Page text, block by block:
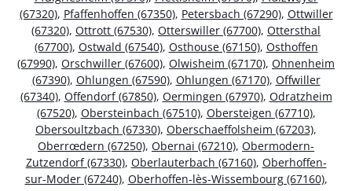
(67320), Pfaffenhoffen (67350), Petersbach (67290), Ottwiller
(67320), Ottrott (67530), Otterswiller (67700), Ottersthal
(67700), Ostwald (67540), Osthouse (67150), Osthoffen
(67990), Orschwiller (67600), Olwisheim (67170), Ohnenheim
(67390), Ohlungen (67590), Ohlungen (67170), Offwiller
(67340), Offendorf (67850), Oermingen (67970), Odratzheim
(67520), Obersteinbach (67510), Obersteigen (67710),
Obersoultzbach (67330), Oberschaeffolsheim (67203),
Oberrœdern (67250), Obernai (67210), Obermodern-
Zutzendorf (67330), Oberlauterbach (67160), Oberhoffen-
sur-Moder (67240), Oberhoffen-lès-Wissembourg (67160),